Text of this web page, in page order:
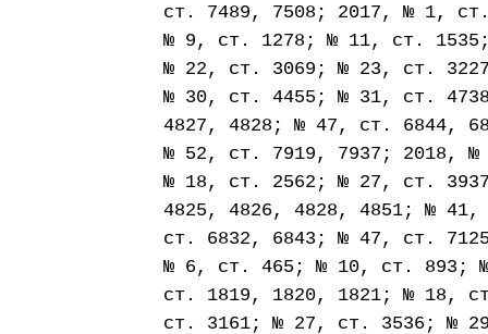
ст. 7489, 7508; 2017, № 1,
№ 9, ст. 1278; № 11, ст.
№ 22, ст. 3069; № 23, ст.
№ 30, ст. 4455; № 31, ст.
4827, 4828; № 47, ст. 6844,
№ 52, ст. 7919, 7937; 2018,
№ 18, ст. 2562; № 27, ст.
4825, 4826, 4828, 4851; №
ст. 6832, 6843; № 47, ст.
№ 6, ст. 465; № 10, ст. 893;
ст. 1819, 1820, 1821; № 18,
ст. 3161; № 27, ст. 3536; №